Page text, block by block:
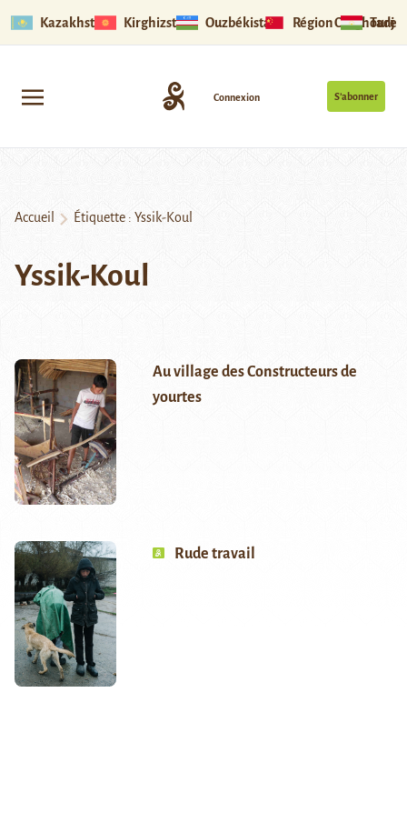
Kazakhstan Kirghizstan Ouzbékistan Région Ouïghoure
S’abonner
Connexion
Accueil Étiquette : Yssik-Koul
Yssik-Koul
Au village des Constructeurs de
yourtes
Rude travail